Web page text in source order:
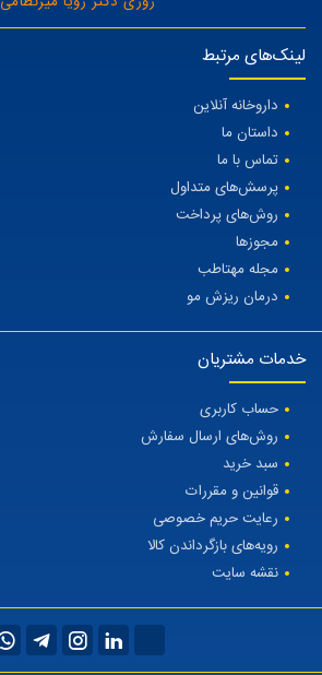
لینک‌های مرتبط
داروخانه آنلاین
داستان ما
تماس با ما
پرسش‌های متداول
روش‌های پرداخت
مجوزها
مجله مهتاطب
درمان ریزش مو
خدمات مشتریان
حساب کاربری
روش‌های ارسال سفارش
سبد خرید
قوانین و مقررات
رعایت حریم خصوصی
رویه‌های بازگرداندن کالا
نقشه سایت